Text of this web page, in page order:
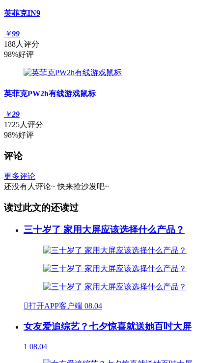
英菲克IN9
￥99
188人评分
98%好评
英菲克PW2h有线游戏鼠标
￥29
1725人评分
98%好评
评论
更多评论
还没有人评论~ 快来抢沙发吧~
读过此文的还读过
三十岁了 家用大屏应该选择什么产品？
打开APP客户端 08.04
女友爱追综艺？七夕惊喜就送她百吋大屏
1 08.04